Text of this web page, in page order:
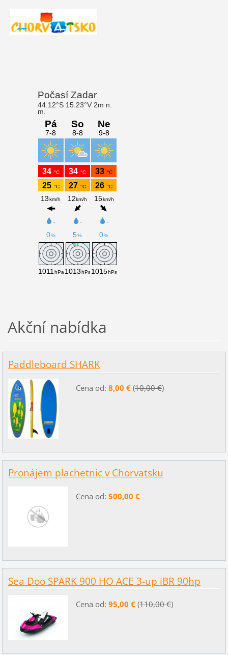
Akční nabídka
Paddleboard SHARK
Cena od: 8,00 €(10,00 €)
Pronájem plachetnic v Chorvatsku
Cena od: 500,00 €
Sea Doo SPARK 900 HO ACE 3-up iBR 90hp
Cena od: 95,00 €(110,00 €)